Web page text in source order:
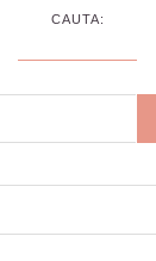
CAUTA: